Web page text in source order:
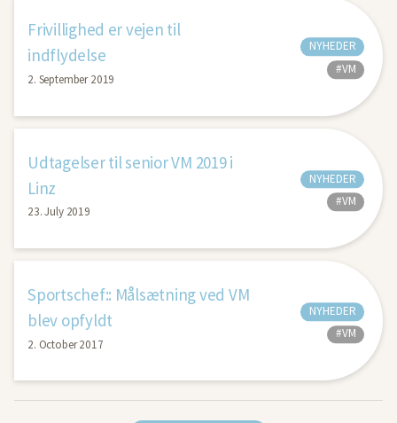
Frivillighed er vejen til
indflydelse
2. September 2019
NYHEDER
#VM
Udtagelser til senior VM 2019 i
Linz
23. July 2019
NYHEDER
#VM
Sportschef:: Målsætning ved VM
blev opfyldt
2. October 2017
NYHEDER
#VM